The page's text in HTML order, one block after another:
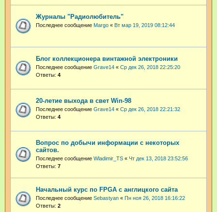
Журналы "Радиолюбитель"
Последнее сообщение Margo « Вт мар 19, 2019 08:12:44
Блог коллекционера винтажной электроники
Последнее сообщение Grave14 « Ср дек 26, 2018 22:25:20
Ответы: 4
20-летие выхода в свет Win-98
Последнее сообщение Grave14 « Ср дек 26, 2018 22:21:32
Ответы: 4
Вопрос по добычи информации с некоторых
сайтов.
Последнее сообщение Wladimir_TS « Чт дек 13, 2018 23:52:56
Ответы: 7
Начальный курс по FPGA с англицкого сайта
Последнее сообщение Sebastyan « Пн ноя 26, 2018 16:16:22
Ответы: 2